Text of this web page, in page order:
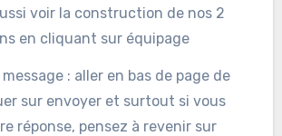
voir la construction de nos 2
en cliquant sur équipage
: aller en bas de page de
sur envoyer et surtout si vous
réponse, pensez à revenir sur